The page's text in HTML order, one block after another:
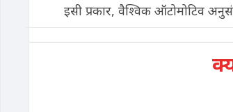
इसी प्रकार, वैश्विक ऑटोमोटिव